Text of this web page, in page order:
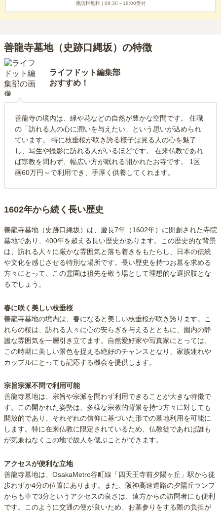
通話料無料 | 09:30～18:00受付
善龍寺墓地（史跡口縄坂）の特徴
ライフドット編集部
おすすめ！
善龍寺の境内は、緑や花などの自然が豊かな空間です。 住職
の「訪れる人の心に潤いを与えたい」という思いが込められ
ています。 特に枝垂桜が咲き誇る様子は見る人の心を魅了
し、写生や撮影に訪れる人がいるほどです。 在来仏教であれ
ば宗教を問わず、幅広い方が眠れる開かれたお寺です。 1区
画60万円～で利用でき、手厚く供養してくれます。
1602年から続く長い歴史
善龍寺墓地（史跡口縄坂）は、慶長7年（1602年）に開創された寺院
墓地であり、400年を超える長い歴史があります。この歴史的な背景
は、訪れる人々に厳かな雰囲気と落ち着きをもたらし、日本の伝統
や文化を感じさせる特別な場所です。長い歴史を持つお墓を求める
方々にとって、この霊園は祖先を敬う場として理想的な選択肢とな
るでしょう。
春に咲く美しい枝垂桜
善龍寺墓地の境内は、春になると美しい枝垂桜が咲き誇ります。こ
れらの桜は、訪れる人々に心の安らぎを与えるとともに、園内の静
謐な雰囲気を一層引き立てます。自然愛好家や写真家にとっては、
この時期に美しい景色を捉える絶好のチャンスとなり、家族連れや
カップルにとっても記応する機会を提供します。
宗旨宗派不問で利用可能
善龍寺墓地は、宗旨や宗派を問わず利用できることが大きな特徴で
す。この開かれた姿勢は、多様な宗教的背景を持つ方々に対しても
開放的であり、それぞれの信仰に基づいた形での墓地利用を可能に
します。特に在来仏教に限定されているため、仏教徒であれば誰も
が気兼ねなくこの地で故人を偲ぶことができます。
アクセスが便利な立地
善龍寺墓地は、OsakaMetro谷町線「四天王寺前夕陽ヶ丘」駅から徒
歩わずか4分の位置にあります。また、阪神高速道路の夕陽丘ランプ
からも車で3分というアクセスの良さは、遠方からの訪問者にも便利
です。このように交通の便が良いため、お墓参りをする際の負担が